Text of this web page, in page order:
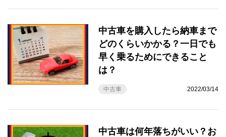
中古車を購入したら納車まで
どのくらいかかる？一日でも
早く乗るためにできること
は？
中古車 2022/03/14
中古車は何年落ちがいい？お